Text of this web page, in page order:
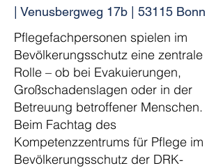
| Venusbergweg 17b | 53115 Bonn
Pflegefachpersonen spielen im
Bevölkerungsschutz eine zentrale
Rolle – ob bei Evakuierungen,
Großschadenslagen oder in der
Betreuung betroffener Menschen.
Beim Fachtag des
Kompetenzzentrums für Pflege im
Bevölkerungsschutz der DRK-